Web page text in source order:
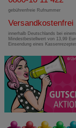
gebührenfreie Rufnummer
Versandkostenfrei
innerhalb Deutschlands bei einem
Mindestbestellwert von 13,99
Einsendung eines